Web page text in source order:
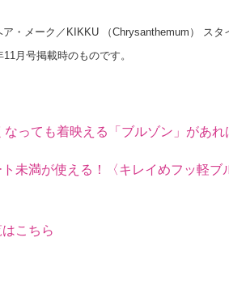
・メーク／KIKKU （Chrysanthemum） ス
月号掲載時のものです。
っても着映える「ブルゾン」があれ
未満が使える！〈キレイめフッ軽ブ
こちら